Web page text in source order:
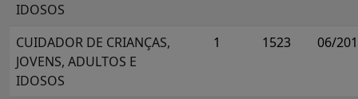
IDOSOS
CUIDADOR DE CRIANÇAS,
JOVENS, ADULTOS E
IDOSOS
1 1523 06/